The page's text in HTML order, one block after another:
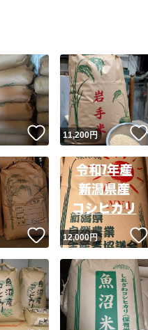
いいね！
11,200円
いいね！
12,000円